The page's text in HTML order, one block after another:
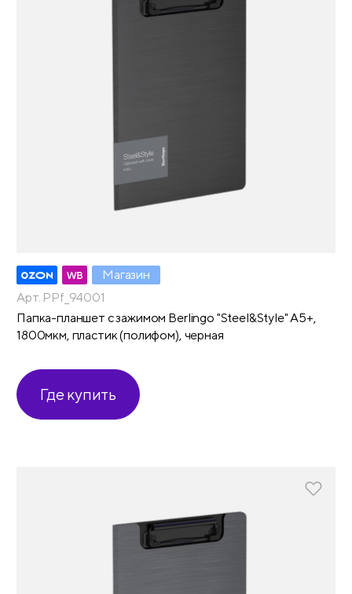
Магазин
Арт. PPf_94001
Папка-планшет с зажимом Berlingo "Steel&Style" А5+,
1800мкм, пластик (полифом), черная
Где купить